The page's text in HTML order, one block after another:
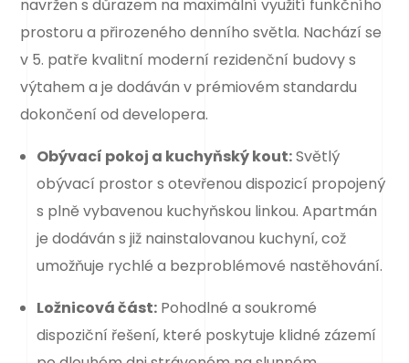
navržen s důrazem na maximální využití funkčního
prostoru a přirozeného denního světla. Nachází se
v 5. patře kvalitní moderní rezidenční budovy s
výtahem a je dodáván v prémiovém standardu
dokončení od developera.
Obývací pokoj a kuchyňský kout:Světlý
obývací prostor s otevřenou dispozicí propojený
s plně vybavenou kuchyňskou linkou. Apartmán
je dodáván s již nainstalovanou kuchyní, což
umožňuje rychlé a bezproblémové nastěhování.
Ložnicová část: Pohodlné a soukromé
dispoziční řešení, které poskytuje klidné zázemí